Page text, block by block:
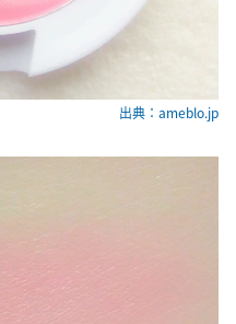
出典：ameblo.jp